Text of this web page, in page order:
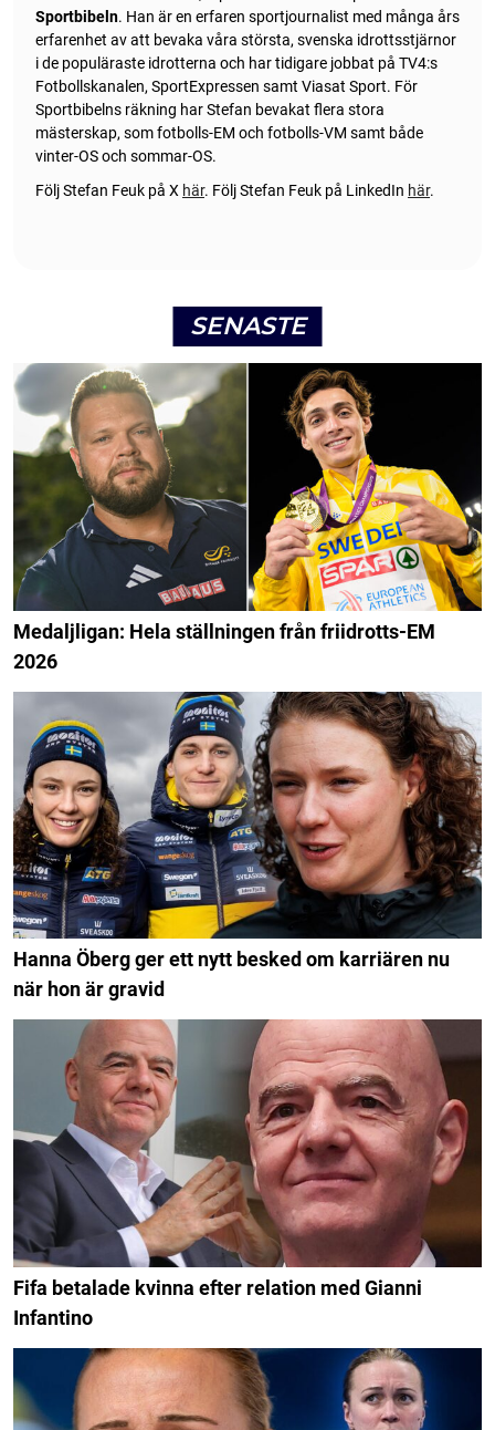
Sportbibeln. Han är en erfaren sportjournalist med många års
erfarenhet av att bevaka våra största, svenska idrottsstjärnor
i de populäraste idrotterna och har tidigare jobbat på TV4:s
Fotbollskanalen, SportExpressen samt Viasat Sport. För
Sportbibelns räkning har Stefan bevakat flera stora
mästerskap, som fotbolls-EM och fotbolls-VM samt både
vinter-OS och sommar-OS.
Följ Stefan Feuk på X här. Följ Stefan Feuk på LinkedIn här.
SENASTE
Medaljligan: Hela ställningen från friidrotts-EM
2026
Hanna Öberg ger ett nytt besked om karriären nu
när hon är gravid
Fifa betalade kvinna efter relation med Gianni
Infantino